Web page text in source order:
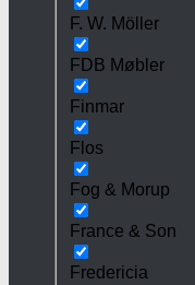
F. W. Möller
FDB Møbler
Finmar
Flos
Fog & Morup
France & Son
Fredericia